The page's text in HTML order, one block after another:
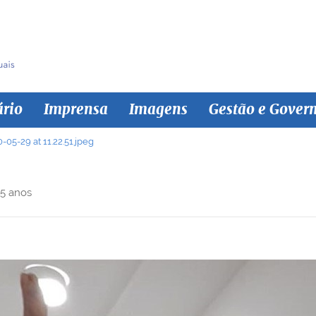
Imprensa Imagens Gestão e
29 at 11.22.51.jpeg
anos